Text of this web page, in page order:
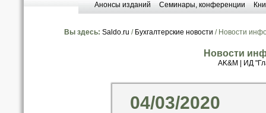
Анонсы изданий Семинары, конференции
Вы здесь: Saldo.ru / Бухгалтерские новости / Новости
Новости
AK&M ИД
04/03/2020